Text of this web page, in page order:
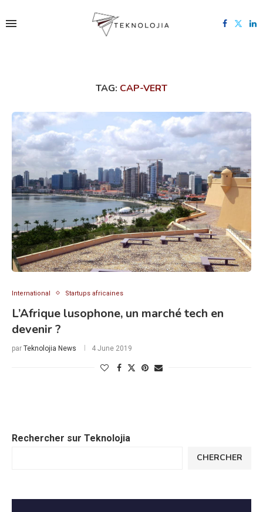
TAG: CAP-VERT
International Startups africaines
L’Afrique lusophone, un marché tech en
devenir ?
par Teknolojia News 4 June 2019
Rechercher sur Teknolojia
CHERCHER